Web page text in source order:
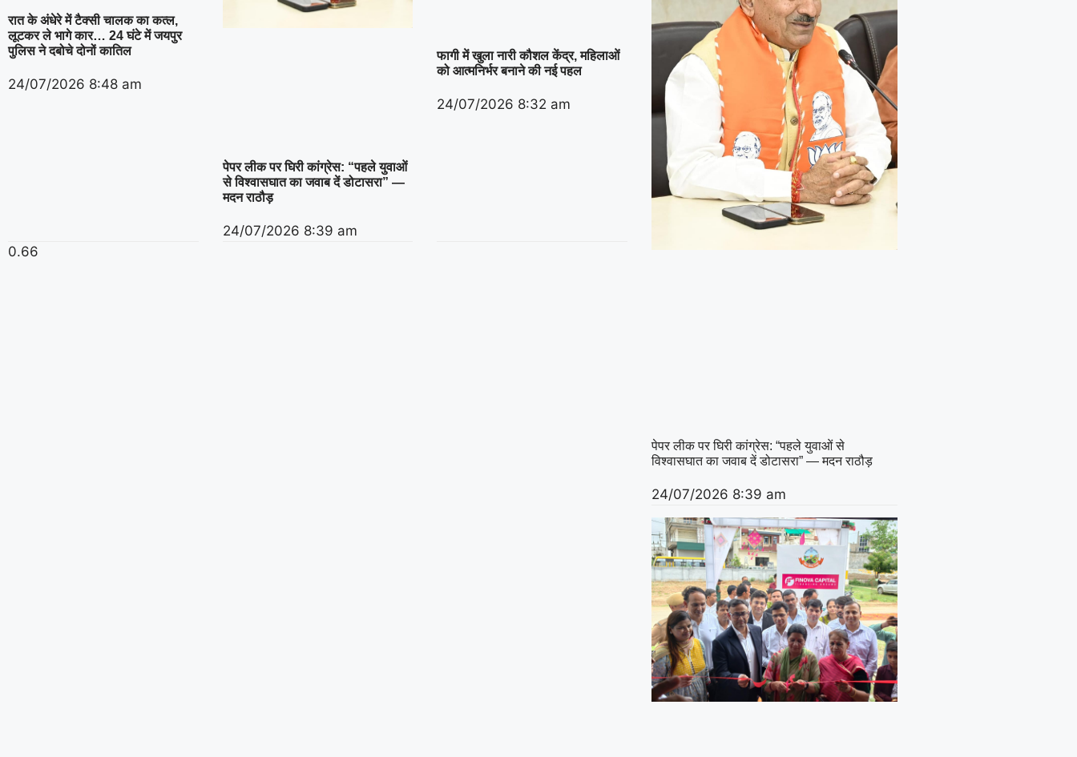
रात के अंधेरे में टैक्सी चालक का कत्ल,
लूटकर ले भागे कार… 24 घंटे में जयपुर
पुलिस ने दबोचे दोनों कातिल
24/07/2026 8:48 am
पेपर लीक पर घिरी कांग्रेस: “पहले युवाओं
से विश्वासघात का जवाब दें डोटासरा” —
मदन राठौड़
24/07/2026 8:39 am
फागी में खुला नारी कौशल केंद्र, महिलाओं
को आत्मनिर्भर बनाने की नई पहल
24/07/2026 8:32 am
पेपर लीक पर घिरी कांग्रेस: “पहले युवाओं से
विश्वासघात का जवाब दें डोटासरा” — मदन राठौड़
24/07/2026 8:39 am